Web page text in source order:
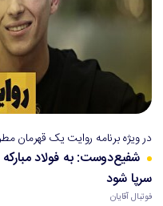
در ویژه برنامه روایت یک قهرمان
شفیع‌دوست: به فولاد
سرپا شود
فوتبال آقایان